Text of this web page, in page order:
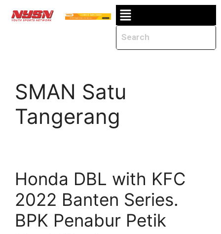
SMAN Satu
Tangerang
Honda DBL with KFC
2022 Banten Series.
BPK Penabur Petik